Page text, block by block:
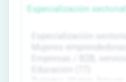
Especialización sectorial